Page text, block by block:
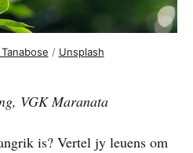
/ Unsplash
VGK Maranata
is? Vertel jy leuens om